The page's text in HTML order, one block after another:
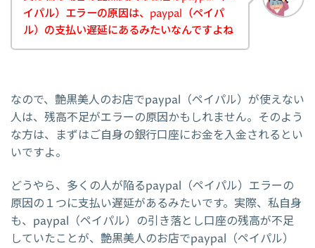
イパル）エラーの原因は、paypal（ペイパ
ル）の支払い遅延にあるみたいなんですよね
なので、艶黒美人のお店でpaypal（ペイパル）が使えない
人は、残高不足がエラーの原因かもしれません。そのよう
な方は、まずはご自身の銀行口座にお金を入金されるとい
いですよ。
どうやら、多くの人が陥るpaypal（ペイパル）エラーの
原因の１つに支払い遅延があるみたいです。実際、私自身
も、paypal（ペイパル）の引き落とし口座の残高が不足
していたことが、艶黒美人のお店でpaypal（ペイパル）